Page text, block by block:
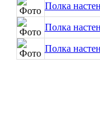
Полка
Полка
Полка